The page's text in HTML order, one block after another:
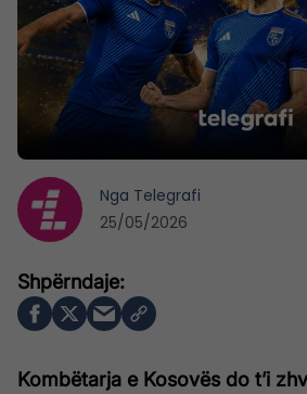
Kombëtarja e Kosovës do t’i
Nga Telegrafi
25/05/2026